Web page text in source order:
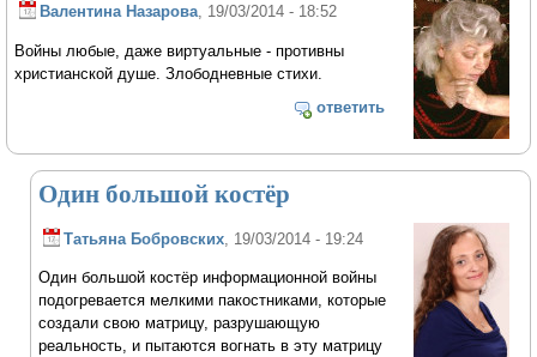
Валентина Назарова , 19/03/2014 - 18:52
Войны любые, даже виртуальные - противны
христианской душе. Злободневные стихи.
ответить
Один большой костёр
Татьяна Бобровских , 19/03/2014 - 19:24
Один большой костёр информационной войны
подогревается мелкими пакостниками, которые
создали свою матрицу, разрушающую
реальность, и пытаются вогнать в эту матрицу